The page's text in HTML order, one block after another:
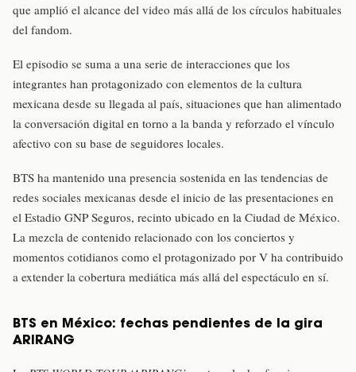
que amplió el alcance del video más allá de los círculos habituales
del fandom.
El episodio se suma a una serie de interacciones que los
integrantes han protagonizado con elementos de la cultura
mexicana desde su llegada al país, situaciones que han alimentado
la conversación digital en torno a la banda y reforzado el vínculo
afectivo con su base de seguidores locales.
BTS ha mantenido una presencia sostenida en las tendencias de
redes sociales mexicanas desde el inicio de las presentaciones en
el Estadio GNP Seguros, recinto ubicado en la Ciudad de México.
La mezcla de contenido relacionado con los conciertos y
momentos cotidianos como el protagonizado por V ha contribuido
a extender la cobertura mediática más allá del espectáculo en sí.
BTS en México: fechas pendientes de la gira
ARIRANG